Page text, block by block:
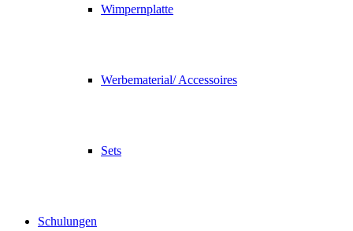
Wimpernplatte
Werbematerial/ Accessoires
Sets
Schulungen